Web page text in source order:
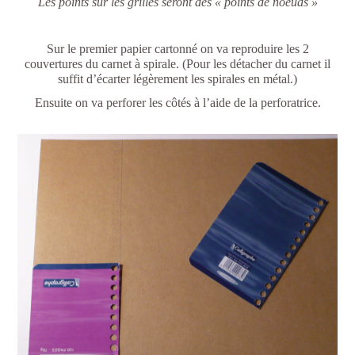
Sur le premier papier cartonné on va reproduire les 2
couvertures du carnet à spirale. (Pour les détacher du carnet il
suffit d’écarter légèrement les spirales en métal.)
Ensuite on va perforer les côtés à l’aide de la perforatrice.